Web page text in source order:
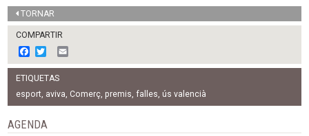
TORNAR
COMPARTIR
F
a
c
e
b
o
o
k
w
i
t
t
e
m
l
ETIQUETAS
esport, aviva, Comerç, premis,falles, ús valencià
AGENDA